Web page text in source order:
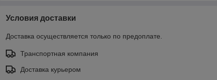
Условия доставки
Доставка осуществляется только по предоплате.
Транспортная компания
Доставка курьером